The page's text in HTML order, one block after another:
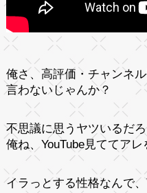
俺さ、高評価・チャンネ
言わないじゃんか？
不思議に思うヤツいるだろ
俺ね、YouTube見ててアレ
イラっとする性格なんで、